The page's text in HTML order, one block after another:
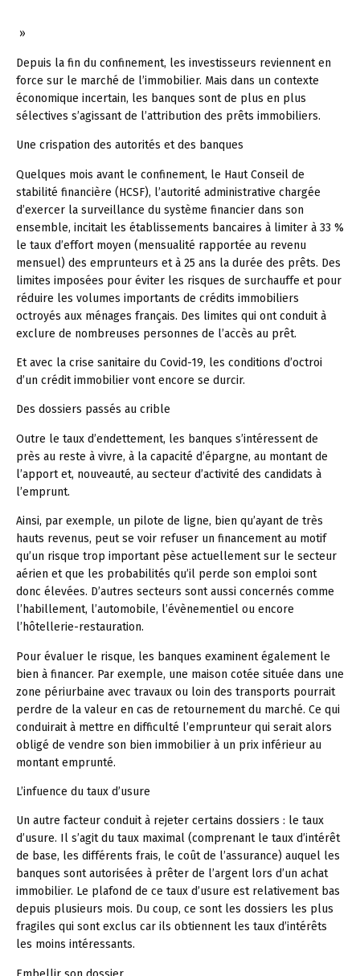
»
Depuis la fin du confinement, les investisseurs reviennent en
force sur le marché de l’immobilier. Mais dans un contexte
économique incertain, les banques sont de plus en plus
sélectives s’agissant de l’attribution des prêts immobiliers.
Une crispation des autorités et des banques
Quelques mois avant le confinement, le Haut Conseil de
stabilité financière (HCSF), l’autorité administrative chargée
d’exercer la surveillance du système financier dans son
ensemble, incitait les établissements bancaires à limiter à 33 %
le taux d’effort moyen (mensualité rapportée au revenu
mensuel) des emprunteurs et à 25 ans la durée des prêts. Des
limites imposées pour éviter les risques de surchauffe et pour
réduire les volumes importants de crédits immobiliers
octroyés aux ménages français. Des limites qui ont conduit à
exclure de nombreuses personnes de l’accès au prêt.
Et avec la crise sanitaire du Covid-19, les conditions d’octroi
d’un crédit immobilier vont encore se durcir.
Des dossiers passés au crible
Outre le taux d’endettement, les banques s’intéressent de
près au reste à vivre, à la capacité d’épargne, au montant de
l’apport et, nouveauté, au secteur d’activité des candidats à
l’emprunt.
Ainsi, par exemple, un pilote de ligne, bien qu’ayant de très
hauts revenus, peut se voir refuser un financement au motif
qu’un risque trop important pèse actuellement sur le secteur
aérien et que les probabilités qu’il perde son emploi sont
donc élevées. D’autres secteurs sont aussi concernés comme
l’habillement, l’automobile, l’évènementiel ou encore
l’hôtellerie-restauration.
Pour évaluer le risque, les banques examinent également le
bien à financer. Par exemple, une maison cotée située dans une
zone périurbaine avec travaux ou loin des transports pourrait
perdre de la valeur en cas de retournement du marché. Ce qui
conduirait à mettre en difficulté l’emprunteur qui serait alors
obligé de vendre son bien immobilier à un prix inférieur au
montant emprunté.
L’infuence du taux d’usure
Un autre facteur conduit à rejeter certains dossiers : le taux
d’usure. Il s’agit du taux maximal (comprenant le taux d’intérêt
de base, les différents frais, le coût de l’assurance) auquel les
banques sont autorisées à prêter de l’argent lors d’un achat
immobilier. Le plafond de ce taux d’usure est relativement bas
depuis plusieurs mois. Du coup, ce sont les dossiers les plus
fragiles qui sont exclus car ils obtiennent les taux d’intérêts
les moins intéressants.